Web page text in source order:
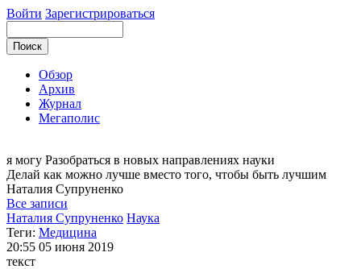
Войти Зарегистрироваться
Обзор
Архив
Журнал
Мегаполис
я могу Разобраться в новых направлениях науки
Делай как можно лучше вместо того, чтобы быть лучшим
Наталия Супруненко
Все записи
Наталия Супруненко Наука
Теги: Медицина
20:55 05 июня 2019
текст